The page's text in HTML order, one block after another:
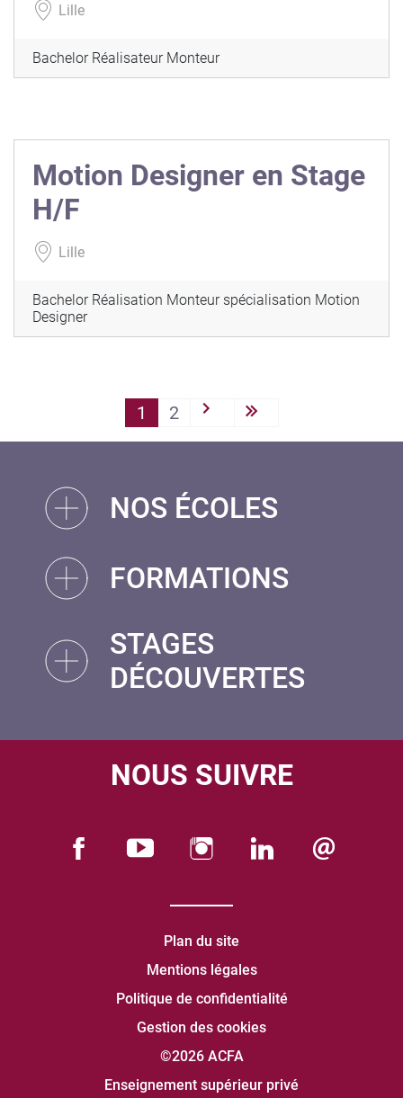
Lille
Bachelor Réalisateur Monteur
Motion Designer en Stage
H/F
Lille
Bachelor Réalisation Monteur spécialisation Motion
Designer
PAGINATION
1 2 Next ›
NOS ÉCOLES
FORMATIONS
STAGES
DÉCOUVERTES
NOUS SUIVRE
Plan du site
Mentions légales
Politique de confidentialité
Gestion des cookies
©2026 ACFA
Enseignement supérieur privé